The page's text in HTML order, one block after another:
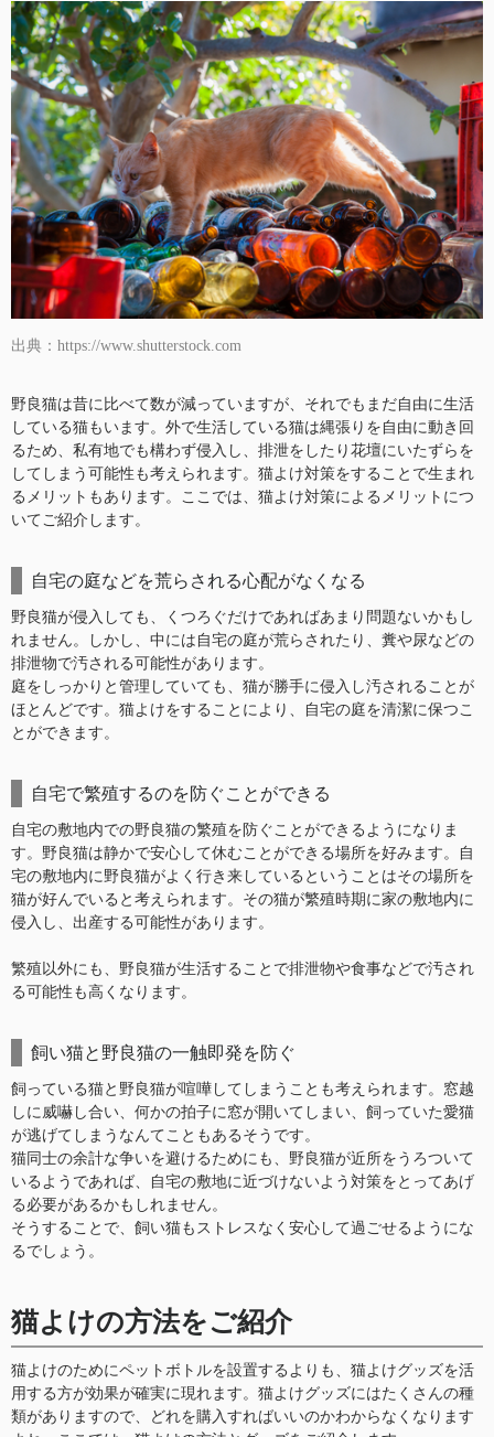
出典：https://www.shutterstock.com
野良猫は昔に比べて数が減っていますが、それでもまだ自由に生活
している猫もいます。外で生活している猫は縄張りを自由に動き回
るため、私有地でも構わず侵入し、排泄をしたり花壇にいたずらを
してしまう可能性も考えられます。猫よけ対策をすることで生まれ
るメリットもあります。ここでは、猫よけ対策によるメリットにつ
いてご紹介します。
自宅の庭などを荒らされる心配がなくなる
野良猫が侵入しても、くつろぐだけであればあまり問題ないかもし
れません。しかし、中には自宅の庭が荒らされたり、糞や尿などの
排泄物で汚される可能性があります。
庭をしっかりと管理していても、猫が勝手に侵入し汚されることが
ほとんどです。猫よけをすることにより、自宅の庭を清潔に保つこ
とができます。
自宅で繁殖するのを防ぐことができる
自宅の敷地内での野良猫の繁殖を防ぐことができるようになりま
す。野良猫は静かで安心して休むことができる場所を好みます。自
宅の敷地内に野良猫がよく行き来しているということはその場所を
猫が好んでいると考えられます。その猫が繁殖時期に家の敷地内に
侵入し、出産する可能性があります。
繁殖以外にも、野良猫が生活することで排泄物や食事などで汚され
る可能性も高くなります。
飼い猫と野良猫の一触即発を防ぐ
飼っている猫と野良猫が喧嘩してしまうことも考えられます。窓越
しに威嚇し合い、何かの拍子に窓が開いてしまい、飼っていた愛猫
が逃げてしまうなんてこともあるそうです。
猫同士の余計な争いを避けるためにも、野良猫が近所をうろついて
いるようであれば、自宅の敷地に近づけないよう対策をとってあげ
る必要があるかもしれません。
そうすることで、飼い猫もストレスなく安心して過ごせるようにな
るでしょう。
猫よけの方法をご紹介
猫よけのためにペットボトルを設置するよりも、猫よけグッズを活
用する方が効果が確実に現れます。猫よけグッズにはたくさんの種
類がありますので、どれを購入すればいいのかわからなくなります